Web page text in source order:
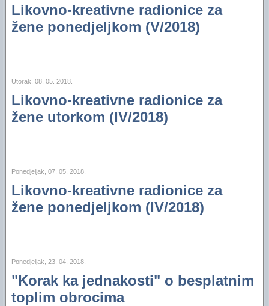
"Oazini" fotoalbumi na Facebooku (2012)
"Oazini" fotoalbumi na Facebooku (2011)
Izvještaj za 2016. godinu
Izvještaj za 2015. godinu
Izvještaj za 2013. godinu
Izvještaj za 2012. godinu
Izvještaj za 2011. godinu
Izvještaj za 2009. godinu
Izvještaj za 2008. godinu
Financijski plan i Program rada Oaze za 2025
Financijski plan i Program rada Oaze za 2024.
Likovno-kreativne radionice za
žene ponedjeljkom (V/2018)
Utorak, 08. 05. 2018.
Likovno-kreativne radionice za
žene utorkom (IV/2018)
Ponedjeljak, 07. 05. 2018.
Likovno-kreativne radionice za
žene ponedjeljkom (IV/2018)
Ponedjeljak, 23. 04. 2018.
"Korak ka jednakosti" o besplatnim
toplim obrocima